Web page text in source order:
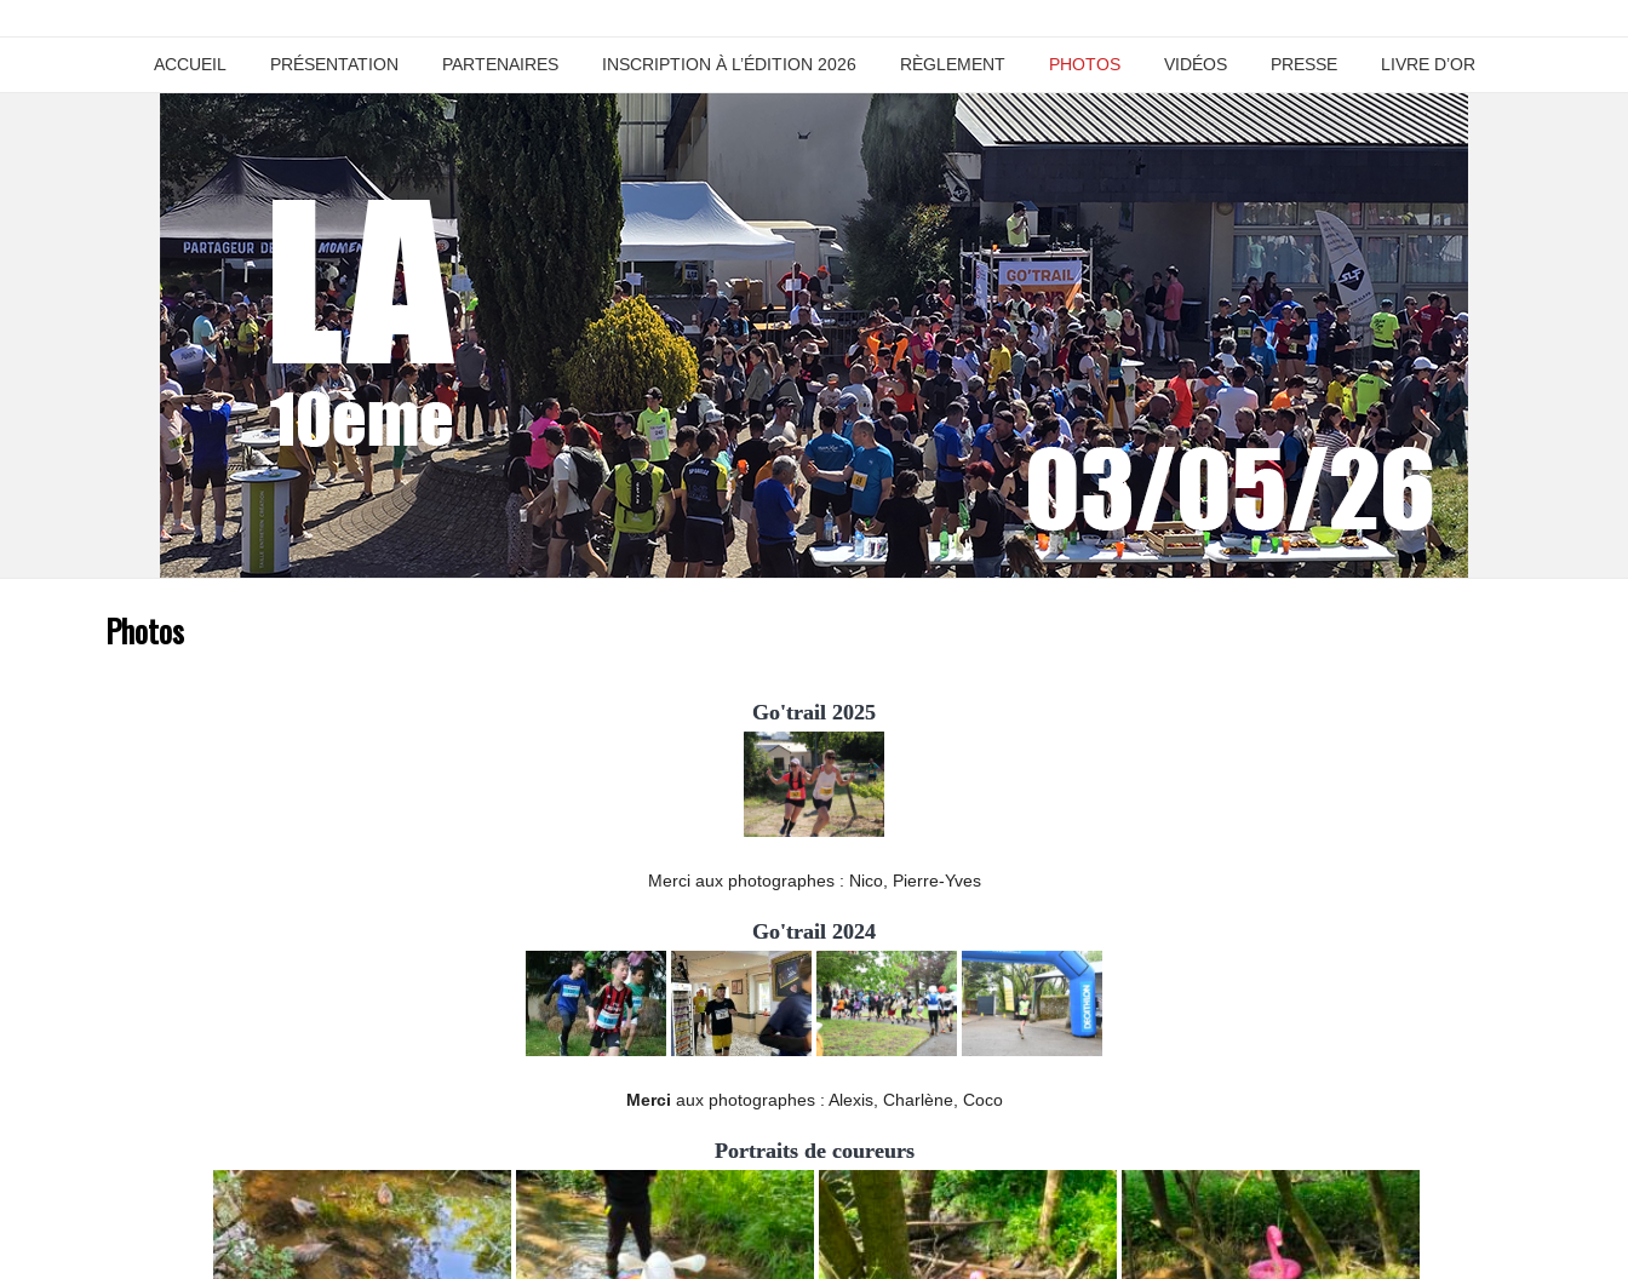
ACCUEIL PRÉSENTATION PARTENAIRES INSCRIPTION À L’ÉDITION 2026 RÈGLEMENT PHOTOS VIDÉOS PRESSE LIVRE D’OR
Photos
Go'trail 2025
Merci aux photographes : Nico, Pierre-Yves
Go'trail 2024
Merci aux photographes : Alexis, Charlène, Coco
Portraits de coureurs